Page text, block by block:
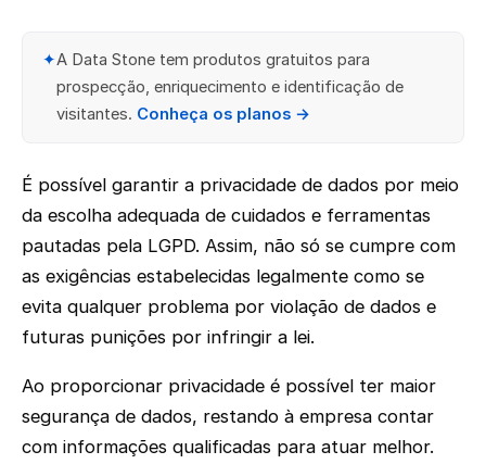
✦A Data Stone tem produtos gratuitos para
prospecção, enriquecimento e identificação de
visitantes. Conheça os planos →
É possível garantir a privacidade de dados por meio
da escolha adequada de cuidados e ferramentas
pautadas pela LGPD. Assim, não só se cumpre com
as exigências estabelecidas legalmente como se
evita qualquer problema por violação de dados e
futuras punições por infringir a lei.
Ao proporcionar privacidade é possível ter maior
segurança de dados, restando à empresa contar
com informações qualificadas para atuar melhor.